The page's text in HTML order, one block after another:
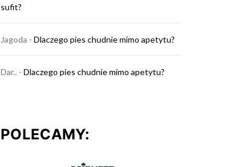
sufit?
Jagoda - Dlaczego pies chudnie mimo apetytu?
Dar.. - Dlaczego pies chudnie mimo apetytu?
POLECAMY: